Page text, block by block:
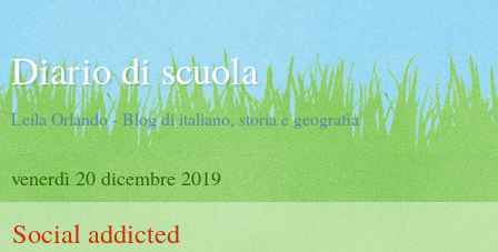
Diario di scuola
Leila Orlando - Blog di italiano, storia e geografia
venerdì 20 dicembre 2019
Social addicted